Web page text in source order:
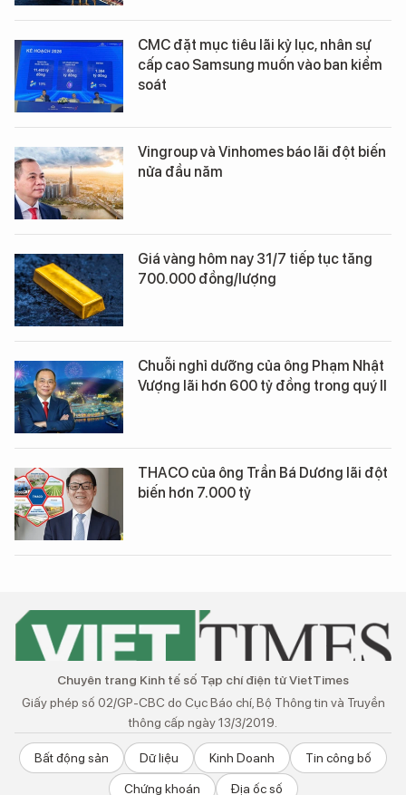
CMC đặt mục tiêu lãi kỷ lục, nhân sự
cấp cao Samsung muốn vào ban kiểm
soát
Vingroup và Vinhomes báo lãi đột biến
nửa đầu năm
Giá vàng hôm nay 31/7 tiếp tục tăng
700.000 đồng/lượng
Chuỗi nghỉ dưỡng của ông Phạm Nhật
Vượng lãi hơn 600 tỷ đồng trong quý II
THACO của ông Trần Bá Dương lãi đột
biến hơn 7.000 tỷ
Chuyên trang Kinh tế số Tạp chí điện tử VietTimes
Giấy phép số 02/GP-CBC do Cục Báo chí, Bộ Thông tin và Truyền
thông cấp ngày 13/3/2019.
Bất động sản Dữ liệu Kinh Doanh Tin công bố
Chứng khoán Địa ốc số